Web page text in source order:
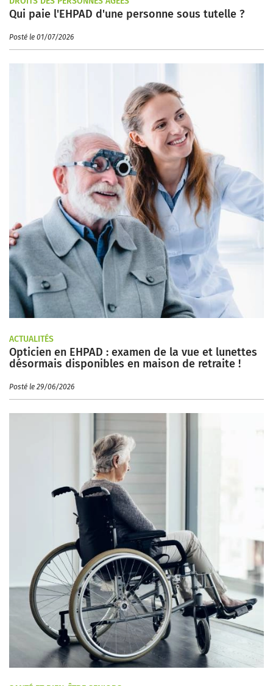
Qui paie l'EHPAD d'une personne sous tutelle ?
Posté le 01/07/2026
ACTUALITÉS
Opticien en EHPAD : examen de la vue et lunettes
désormais disponibles en maison de retraite !
Posté le 29/06/2026